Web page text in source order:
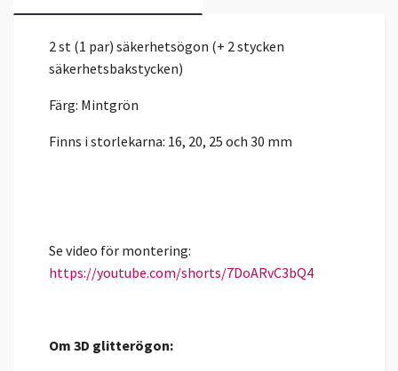
2 st (1 par) säkerhetsögon (+ 2 stycken
säkerhetsbakstycken)
Färg: Mintgrön
Finns i storlekarna: 16, 20, 25 och 30 mm
Se video för montering:
https://youtube.com/shorts/7DoARvC3bQ4
Om 3D glitterögon: